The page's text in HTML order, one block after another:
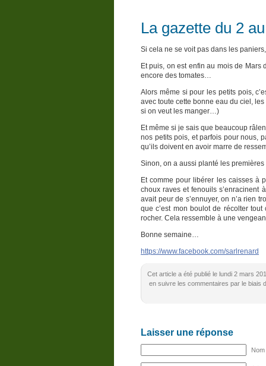
La gazette du 2
Si cela ne se voit pas dans les
Et puis, on est enfin au mois de Mars
encore des tomates…
Alors même si pour les petits pois,
avec toute cette bonne eau du ciel,
si on veut les manger…)
Et même si je sais que beaucoup
nos petits pois, et parfois pour nous,
qu’ils doivent en avoir marre de
Sinon, on a aussi planté les
Et comme pour libérer les caisses à
choux raves et fenouils s’enracinent
avait peur de s’ennuyer, on n’a rien
que c’est mon boulot de récolter
rocher. Cela ressemble à une
Bonne semaine…
https://www.facebook.com/sarlrenard
Cet article a été publié le lundi 2 mars
en suivre les commentaires par le biais
Laisser une réponse